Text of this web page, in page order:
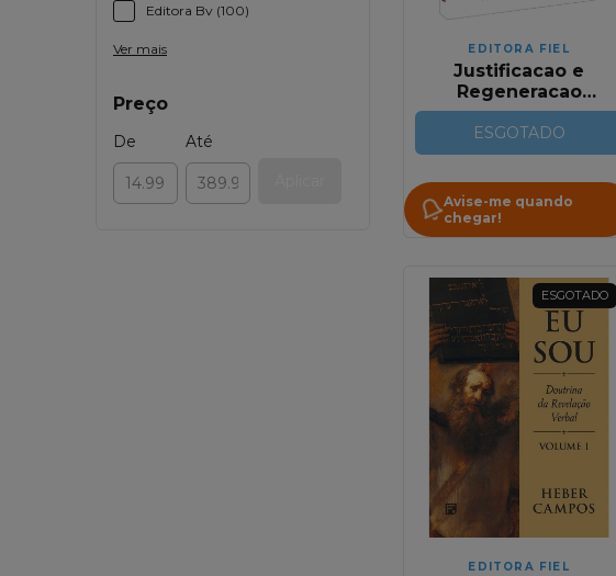
Editora Bv (100)
Ver mais
Preço
De
Até
EDITORA FIEL
Justificacao e
Regeneracao
(Entenda a Doutrina
da Justificacao e
Regeneracao)
ESGOTADO
Avise-me quando
chegar!
ESGOTADO
EDITORA FIEL